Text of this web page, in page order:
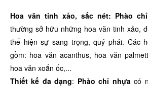
Hoa văn tinh xảo, sắc nét: Phào
thường sở hữu những hoa văn tinh xảo,
thể hiện sự sang trọng, quý phái. Các
gồm: hoa văn acanthus, hoa văn
hoa văn xoắn ốc,...
Thiết kế đa dạng: Phào chỉ nhựa có